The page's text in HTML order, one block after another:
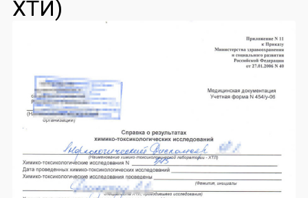
ХТИ)